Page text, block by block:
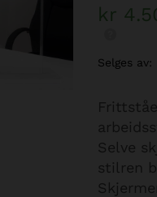
kr
Selges av:
Selve
stilren